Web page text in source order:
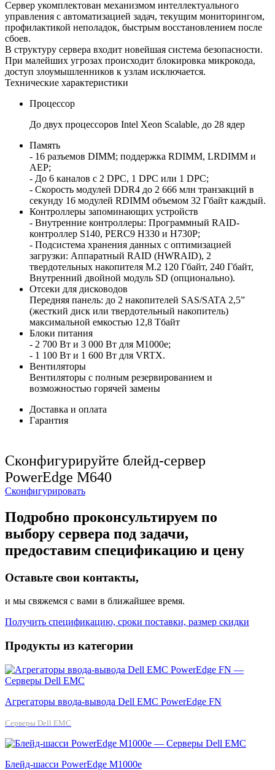
Сервер укомплектован механизмом интеллектуального
управления с автоматизацией задач, текущим мониторингом,
профилактикой неполадок, быстрым восстановлением после
сбоев.
В структуру сервера входит новейшая система безопасности.
При малейших угрозах происходит блокировка микрокода,
доступ злоумышленников к узлам исключается.
Технические характеристики
Процессор
До двух процессоров Intel Xeon Scalable, до 28 ядер
Память
- 16 разъемов DIMM; поддержка RDIMM, LRDIMM и
AEP;
- До 6 каналов с 2 DPC, 1 DPC или 1 DPC;
- Скорость модулей DDR4 до 2 666 млн транзакций в
секунду 16 модулей RDIMM объемом 32 Гбайт каждый.
Контроллеры запоминающих устройств
- Внутренние контроллеры: Программный RAID-
контроллер S140, PERC9 H330 и H730P;
- Подсистема хранения данных с оптимизацией
загрузки: Аппаратный RAID (HWRAID), 2
твердотельных накопителя M.2 120 Гбайт, 240 Гбайт,
Внутренний двойной модуль SD (опционально).
Отсеки для дисководов
Передняя панель: до 2 накопителей SAS/SATA 2,5”
(жесткий диск или твердотельный накопитель)
максимальной емкостью 12,8 Тбайт
Блоки питания
- 2 700 Вт и 3 000 Вт для M1000e;
- 1 100 Вт и 1 600 Вт для VRTX.
Вентиляторы
Вентиляторы с полным резервированием и
возможностью горячей замены
Доставка и оплата
Гарантия
Сконфигурируйте блейд-сервер
PowerEdge M640
Сконфигурировать
Подробно проконсультируем по
выбору сервера под задачи,
предоставим спецификацию и цену
Оставьте свои контакты,
и мы свяжемся с вами в ближайшее время.
Получить спецификацию, сроки поставки, размер скидки
Продукты из категории
Агрегаторы ввода-вывода Dell EMC PowerEdge FN
Серверы Dell EMC
Блейд-шасси PowerEdge M1000e